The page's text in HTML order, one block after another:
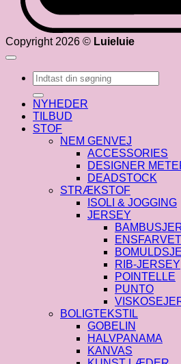
Copyright 2026 © Luieluie
Søg
efter:
NYHEDER
TILBUD
STOF
NEM GENVEJ
ACCESSORIES
DESIGNER
DEADSTOCK
STRÆKSTOF
ISOLI & JOGGING
JERSEY
RIB-JERSEY
POINTELLE
PUNTO
BOLIGTEKSTIL
GOBELIN
HALVPANAMA
KANVAS